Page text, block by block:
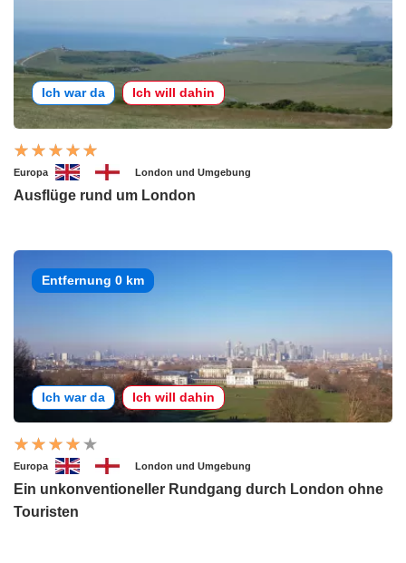
Ich war da Ich will dahin
Europa London und Umgebung
Ausflüge rund um London
Entfernung 0 km
Ich war da Ich will dahin
Europa London und Umgebung
Ein unkonventioneller Rundgang durch London ohne
Touristen